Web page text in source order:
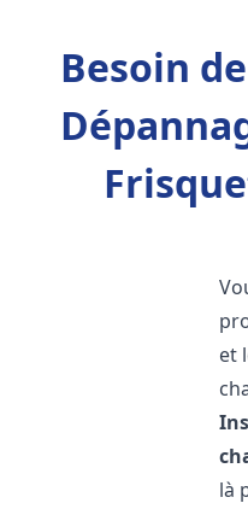
Besoin
et
là